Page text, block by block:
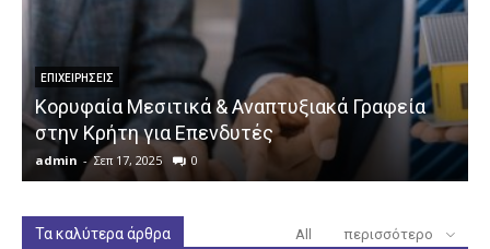
ΕΠΙΧΕΙΡΉΣΕΙΣ
Κορυφαία Μεσιτικά & Αναπτυξιακά Γραφεία
στην Κρήτη για Επενδυτές
admin - Σεπ 17, 2025 0
Τα καλύτερα άρθρα All περισσότερο